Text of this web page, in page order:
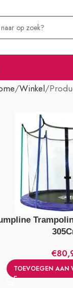
Winkel
€
TOEVOEGEN AAN